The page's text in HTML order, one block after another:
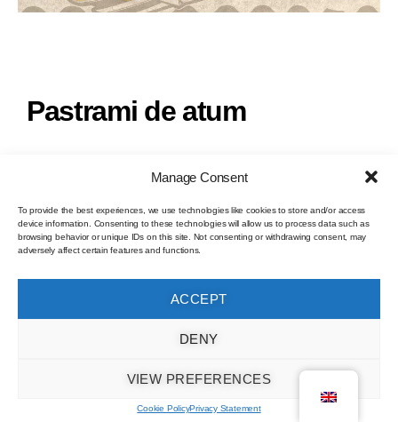
Manage Consent
To provide the best experiences, we use technologies like cookies to store and/or access
device information. Consenting to these technologies will allow us to process data such as
browsing behavior or unique IDs on this site. Not consenting or withdrawing consent, may
adversely affect certain features and functions.
ACCEPT
DENY
VIEW PREFERENCES
Cookie PolicyPrivacy Statement
Pastrami de atum
Lombo de atum curado com flor de
sal, pimento espelette, pimenta da
Jamaica, alho, semente de coentro e